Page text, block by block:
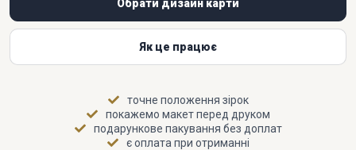
Обрати дизайн карти
Як це працює
точне положення зірок
покажемо макет перед друком
подарункове пакування без доплат
є оплата при отриманні